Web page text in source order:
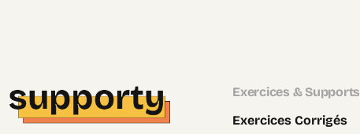
Exercices & Supports
Exercices Corrigés